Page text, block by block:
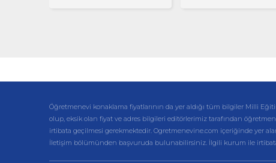
Öğretmenevi konaklama fiyatlarının da yer aldığı tüm bilgiler Milli
olup, eksik olan fiyat ve adres bilgileri editörlerimiz tarafından
irtibata geçilmesi gerekmektedir. Ogretmenevine.com içeriğinde yer
İletişim bölümünden başvuruda bulunabilirsiniz. İlgili kurum ile